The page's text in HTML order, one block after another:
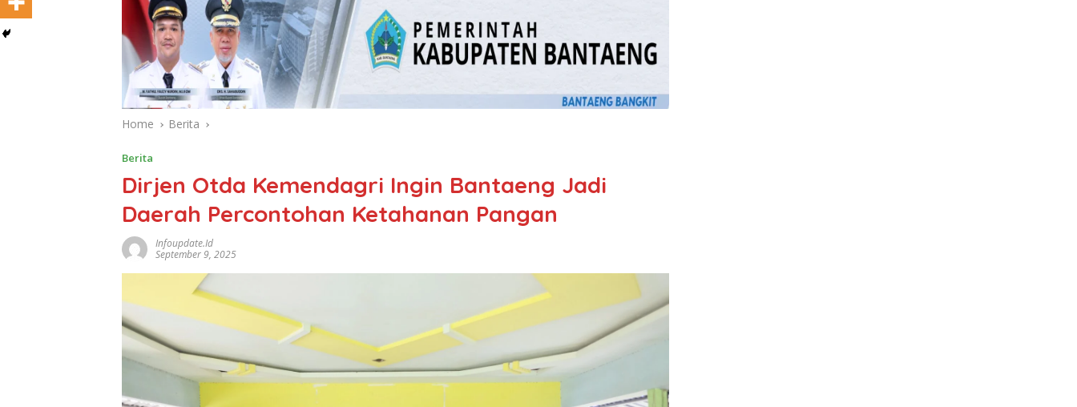
Home Berita
Berita
Dirjen Otda Kemendagri Ingin Bantaeng Jadi
Daerah Percontohan Ketahanan Pangan
Infoupdate.id
September 9, 2025